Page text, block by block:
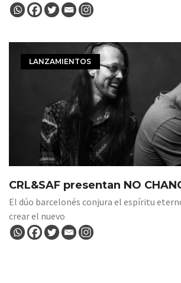
LANZAMIENTOS
CRL&SAF presentan NO
El dúo barcelonés conjura el espíritu
crear el nuevo